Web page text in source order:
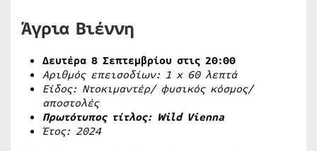
Άγρια Βιέννη
Δευτέρα 8 Σεπτεμβρίου στις 20:00
Αριθμός επεισοδίων: 1 x60 λεπτά
Είδος: Ντοκιμαντέρ/ φυσικός κόσμος/
αποστολές
Πρωτότυπος τίτλος: Wild Vienna
Έτος: 2024